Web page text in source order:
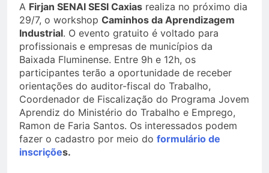
A Firjan SENAI SESI Caxias realiza no próximo dia
29/7, o workshop Caminhos da Aprendizagem
Industrial. O evento gratuito é voltado para
profissionais e empresas de municípios da
Baixada Fluminense. Entre 9h e 12h, os
participantes terão a oportunidade de receber
orientações do auditor-fiscal do Trabalho,
Coordenador de Fiscalização do Programa Jovem
Aprendiz do Ministério do Trabalho e Emprego,
Ramon de Faria Santos. Os interessados podem
fazer o cadastro por meio do formulário de
inscrições.